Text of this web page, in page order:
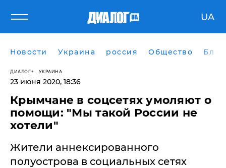
UA
Новости Украина россия Общество
ДИАЛОГ УКРАИНА
23 июня 2020, 18:36
Крымчане в соцсетях умоляют о
помощи: "Мы такой России не
хотели"
Жители аннексированного
полуострова в социальных сетях